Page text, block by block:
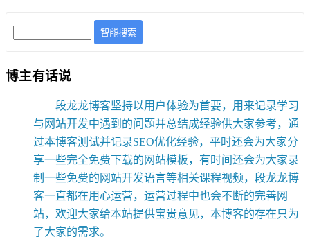
智能搜索
博主有话说
段龙龙博客坚持以用户体验为首要，用来记录学习
与网站开发中遇到的问题并总结成经验供大家参考，通
过本博客测试并记录SEO优化经验，平时还会为大家分
享一些完全免费下载的网站模板，有时间还会为大家录
制一些免费的网站开发语言等相关课程视频，段龙龙博
客一直都在用心运营，运营过程中也会不断的完善网
站，欢迎大家给本站提供宝贵意见，本博客的存在只为
了大家的需求。